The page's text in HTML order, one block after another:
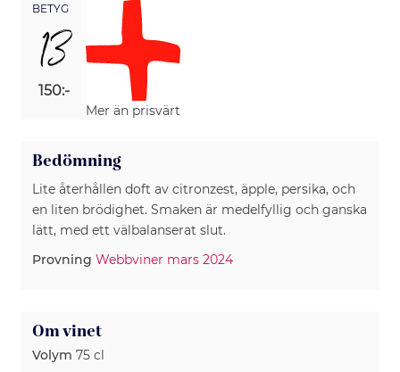
BETYG
13
150:-
Mer än prisvärt
Bedömning
Lite återhållen doft av citronzest, äpple, persika, och
en liten brödighet. Smaken är medelfyllig och ganska
lätt, med ett välbalanserat slut.
Provning Webbviner mars 2024
Om vinet
Volym 75 cl